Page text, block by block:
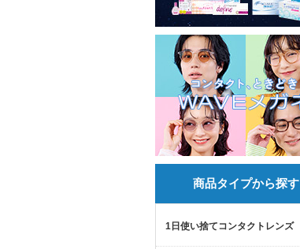
商品タイプから探す
1日使い捨てコンタクトレンズ